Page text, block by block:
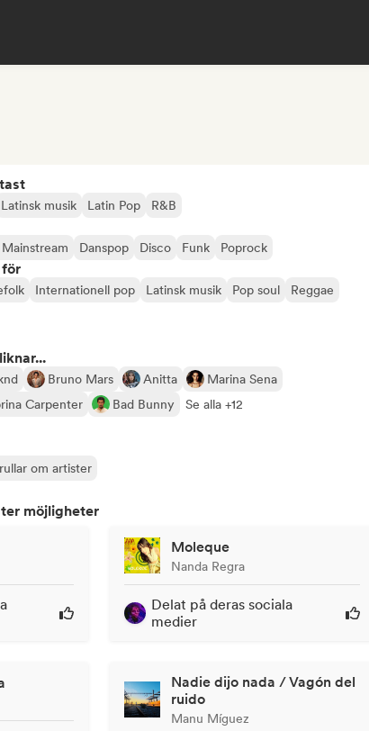
Latinsk musik Latin Pop R&B
Danspop Disco Funk Poprock
för
Internationell pop Latinsk musik Pop soul
Reggae
Bruno Mars Anitta
Marina Sena
Carpenter Bad Bunny Se alla +12
om artister
möjligheter
Moleque
Nanda Regra
Delat på deras sociala
medier
Nadie dijo nada / Vagón del
ruido
Manu Míguez